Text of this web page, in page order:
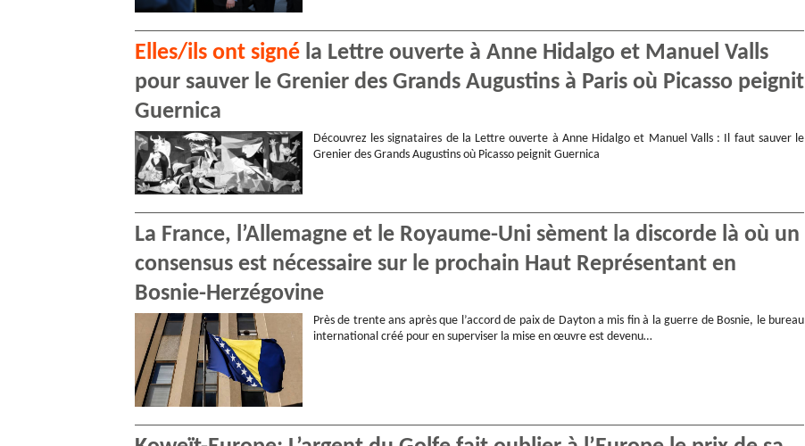
Elles/ils ont signé la Lettre ouverte à Anne Hidalgo et Manuel Valls
pour sauver le Grenier des Grands Augustins à Paris où Picasso peignit
Guernica
Découvrez les signataires de la Lettre ouverte à Anne Hidalgo et Manuel Valls : Il faut sauver le
Grenier des Grands Augustins où Picasso peignit Guernica
La France, l’Allemagne et le Royaume-Uni sèment la discorde là où un
consensus est nécessaire sur le prochain Haut Représentant en
Bosnie-Herzégovine
Près de trente ans après que l’accord de paix de Dayton a mis fin à la guerre de Bosnie, le bureau
international créé pour en superviser la mise en œuvre est devenu…